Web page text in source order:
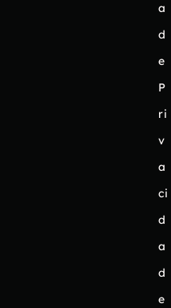
a
d
e
P
ri
v
a
ci
d
a
d
e